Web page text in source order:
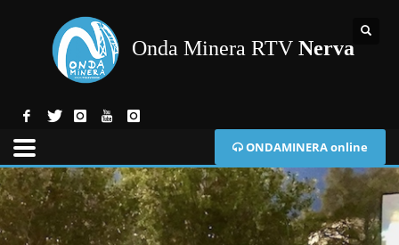
Onda Minera RTV Nerva
ONDAMINERA online